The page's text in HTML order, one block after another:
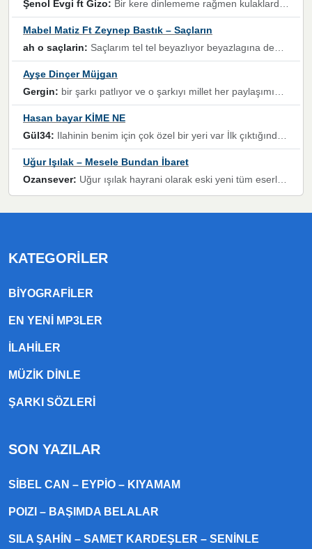
Şenol Evgi ft Gizo: Bir kere dinlememe rağmen kulaklardan gitmiyor sen sen sen sen kurban ol sen sen sen sen hayran ol yükses ses müzik dinleme sebebisiniz canlar bomba gibi patladınız maşallah
Mabel Matiz Ft Zeynep Bastık – Saçların
ah o saçlarin: Saçlarım tel tel beyazlıyor beyazlagına degil yanımda sen yoksun ona üzülüyorum günler bir bir geçiyor geçen günlere değil sensiz geçen günlere darılıyorum,Dinledikce asla kavusamayacagim ama asla unutamicagim sevdiğim adam için yanar içim
Ayşe Dinçer Müjgan
Gergin: bir şarkı patlıyor ve o şarkıyı millet her paylaşımın altına koyuyor ve öyle bir durum hal alıyor ki şarkıyı dinlemeden şarkıdan bikıyorsun Ama bu enteresan bir şekilde dillere dolanıyor millet olarak seviyoruz dertlerle boğuşurken bir yandan da göbek atmayi))) diyeceklerim bu kadar güzel hoş bir sayfa emeğinize sağlık arkadaşlar kolay gelsin
Hasan bayar KİME NE
Gül34: Ilahinin benim için çok özel bir yeri var İlk çıktığında komşum ne kadar yüksek sesle dinliyorsa orada duymuştum ve YouTube'dan aratıp Bu ilahiyi bulmuştum ve sonra müdavimi oldum günlük Ben de 3-5 kere dinleyip ezberleyip artık ilahiye bende eşlik ediyorum yüksek sesle Allah razı olsun hizmet nimettir Rabbim sizin zahmetlerinize de hayırlı nimetler versin Selam ve dua ile Allah'a emanet olun
Uğur Işılak – Mesele Bundan İbaret
Ozansever: Uğur ışılak hayrani olarak eski yeni tüm eserlerini keyifle huzurla dinleyenlerden birisiyim, emeğine saygı duyan gönül veren bunu en güzel şekilde sevenlerine ulaştıran siz değerli sayfa yöneticilerine de teşekkür ederim
KATEGORILER
BIYOGRAFILER
EN YENI MP3LER
ILAHILER
MÜZIK DINLE
ŞARKI SÖZLERI
SON YAZILAR
SIBEL CAN – EYPIO – KIYAMAM
POIZI – BAŞIMDA BELALAR
SILA ŞAHIN – SAMET KARDEŞLER – SENINLE